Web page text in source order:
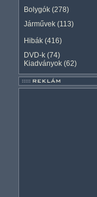
Bolygók (278)
Járművek (113)
Hibák (416)
DVD-k (74)
Kiadványok (62)